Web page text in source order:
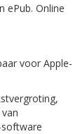
ePub. Online
voor Apple-